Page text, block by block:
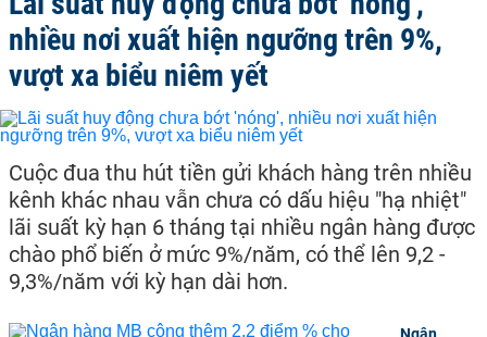
nhiều nơi xuất hiện ngưỡng trên 9%,
vượt xa biểu niêm yết
Cuộc đua thu hút tiền gửi khách hàng trên nhiều
kênh khác nhau vẫn chưa có dấu hiệu "hạ nhiệt"
lãi suất kỳ hạn 6 tháng tại nhiều ngân hàng được
chào phổ biến ở mức 9%/năm, có thể lên 9,2 -
9,3%/năm với kỳ hạn dài hơn.